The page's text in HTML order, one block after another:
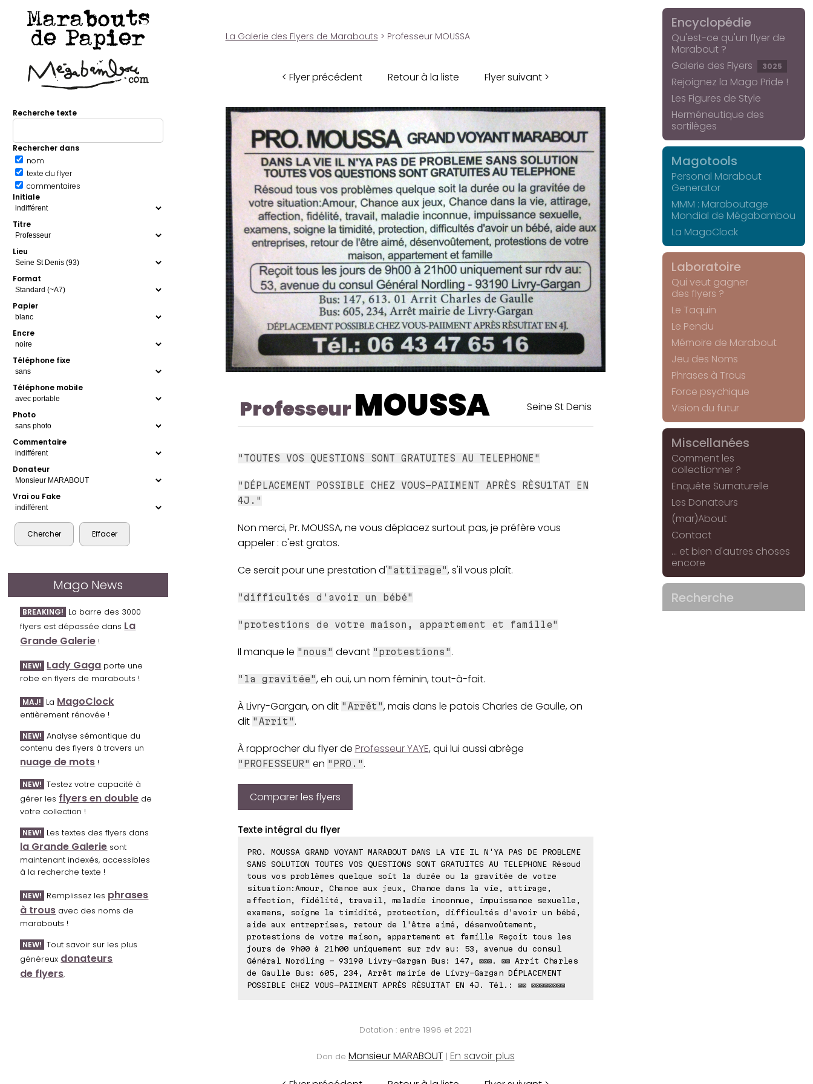
Marabouts
de Papier
Recherche texte
Rechercher dans
nom
texte du flyer
commentaires
Initiale
Titre
Lieu
Format
Papier
Encre
Téléphone fixe
Téléphone mobile
Photo
Commentaire
Donateur
Vrai ou Fake
Mago News
BREAKING! La barre des 3000
flyers est dépassée dans La
Grande Galerie !
NEW! Lady Gaga porte une
robe en flyers de marabouts !
MAJ! La MagoClock
entièrement rénovée !
NEW! Analyse sémantique du
contenu des flyers à travers un
nuage de mots !
NEW! Testez votre capacité à
gérer les flyers en double de
votre collection !
NEW! Les textes des flyers dans
la Grande Galerie sont
maintenant indexés, accessibles
à la recherche texte !
NEW! Remplissez les phrases
à trous avec des noms de
marabouts !
NEW! Tout savoir sur les plus
généreux donateurs
de flyers.
La Galerie des Flyers de Marabouts > Professeur MOUSSA
< Flyer précédent Retour à la liste Flyer suivant >
ProfesseurMOUSSA Seine St Denis
"TOUTES VOS QUESTIONS SONT GRATUITES AU TELEPHONE"
"DÉPLACEMENT POSSIBLE CHEZ VOUS-PAIIMENT APRÈS RÈSU1TAT EN
4J."
Non merci, Pr. MOUSSA, ne vous déplacez surtout pas, je préfère vous
appeler : c'est gratos.
Ce serait pour une prestation d'"attirage", s'il vous plaît.
"difficultés d'avoir un bébé"
"protestions de votre maison, appartement et famille"
Il manque le "nous" devant "protestions" .
"la gravitée", eh oui, un nom féminin, tout-à-fait.
À Livry-Gargan, on dit "Arrêt", mais dans le patois Charles de Gaulle, on
dit "Arrit" .
À rapprocher du flyer de Professeur YAYE, qui lui aussi abrège
"PROFESSEUR" en "PRO." .
Comparer les flyers
Texte intégral du flyer
PRO. MOUSSA GRAND VOYANT MARABOUT DANS LA VIE IL N'YA PAS DE PROBLEME
SANS SOLUTION TOUTES VOS QUESTIONS SONT GRATUITES AU TELEPHONE Résoud
tous vos problèmes quelque soit la durée ou la gravitée de votre
situation:Amour, Chance aux jeux, Chance dans la vie, attirage,
affection, fidélité, travail, maladie inconnue, impuissance sexuelle,
examens, soigne la timidité, protection, difficultés d'avoir un bébé,
aide aux entreprises, retour de l'être aimé, désenvoûtement,
protestions de votre maison, appartement et famille Reçoit tous les
jours de 9h00 à 21h00 uniquement sur rdv au: 53, avenue du consul
Général Nordling - 93190 Livry-Gargan Bus: 147, ⊠⊠⊠. ⊠⊠ Arrit Charles
de Gaulle Bus: 605, 234, Arrêt mairie de Livry-Gargan DÉPLACEMENT
POSSIBLE CHEZ VOUS-PAIIMENT APRÈS RÈSUITAT EN 4J. Tél.: ⊠⊠ ⊠⊠⊠⊠⊠⊠⊠⊠
Datation : entre 1996 et 2021
Don de Monsieur MARABOUT | En savoir plus
Encyclopédie
Qu'est-ce qu'un flyer de
Marabout ?
Galerie des Flyers
3025
Rejoignez la Mago Pride !
Les Figures de Style
Herméneutique des
sortilèges
Magotools
Personal Marabout
Generator
MMM : Maraboutage
Mondial de Mégabambou
La MagoClock
Laboratoire
Qui veut gagner
des flyers ?
Le Taquin
Le Pendu
Mémoire de Marabout
Jeu des Noms
Phrases à Trous
Force psychique
Vision du futur
Miscellanées
Comment les
collectionner ?
Enquête Surnaturelle
Les Donateurs
(mar)About
Contact
... et bien d'autres choses
encore
Recherche